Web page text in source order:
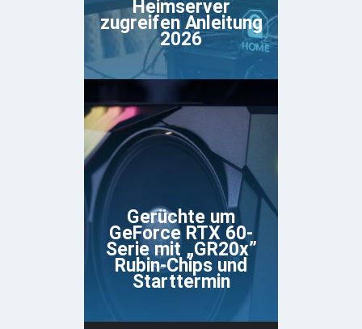
Heimserver
zugreifen Anleitung
2026
Gerüchte um
GeForce RTX 60-
Serie mit „GR20x”
Rubin-Chips und
Starttermin